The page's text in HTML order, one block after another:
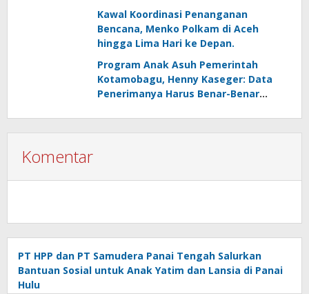
Rangka Hari Ibu
Kawal Koordinasi Penanganan
Bencana, Menko Polkam di Aceh
hingga Lima Hari ke Depan.
Program Anak Asuh Pemerintah
Kotamobagu, Henny Kaseger: Data
Penerimanya Harus Benar-Benar
Komentar
PT HPP dan PT Samudera Panai Tengah Salurkan
Bantuan Sosial untuk Anak Yatim dan Lansia di Panai
Hulu